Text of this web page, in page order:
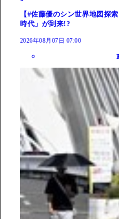
【#佐藤優のシン世界地図探
時代」が到来!?
2026年08月07日 07:00